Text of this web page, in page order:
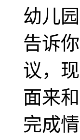
幼儿
告诉
议，
面来
完成